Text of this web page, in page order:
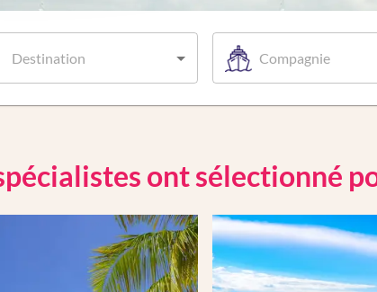
Destination Compagnie
ont sélectionné